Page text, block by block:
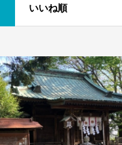
いいね順